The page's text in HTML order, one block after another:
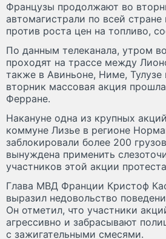
Французы продолжают во
автомагистрали по всей стране
против роста цен на топливо,
По данным телеканала, утром
проходят на трассе между
также в Авиньоне, Ниме,
вторник массовая акция
Ферране.
Накануне одна из крупных
коммуне Лизье в регионе
заблокировали более 200
вынуждена применить
участников этой акции
Глава МВД Франции Кристоф
выразил недовольство
Он отметил, что участники
агрессивно и забрасывают
с зажигательными смесями.